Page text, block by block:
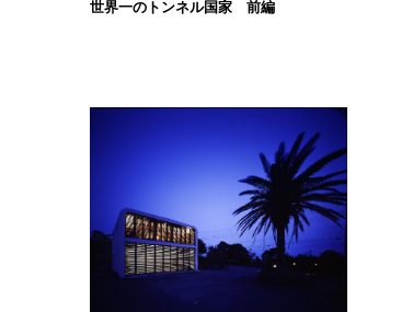
世界一のトンネル国家 前編